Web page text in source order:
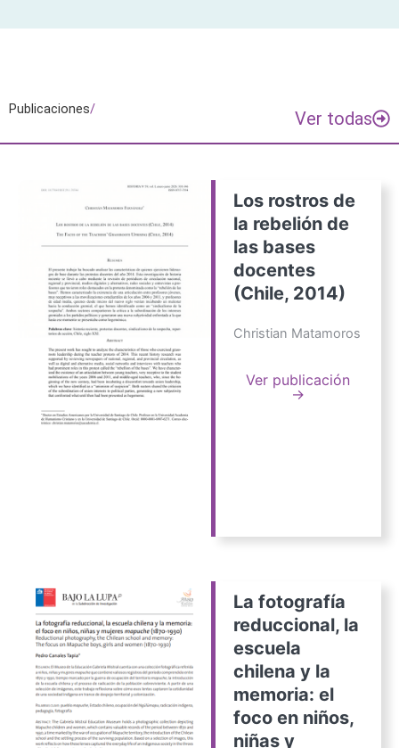
Publicaciones/ Ver todas
Los rostros de
la rebelión de
las bases
docentes
(Chile, 2014)
Christian Matamoros
Ver publicación
→
La fotografía
reduccional, la
escuela
chilena y la
memoria: el
foco en niños,
niñas y